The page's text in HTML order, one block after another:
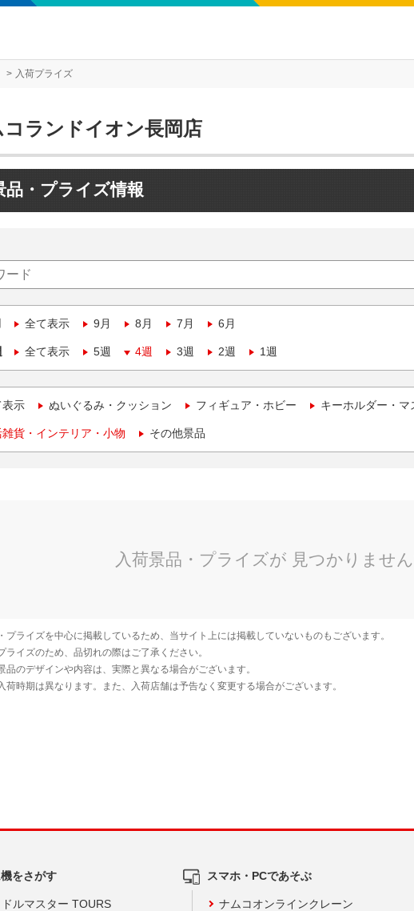
入荷プライズ
ランドイオン長岡店
品・プライズ情報
全て表示 9月 8月 7月 6月
全て表示 5週 4週 3週 2週 1週
表示 ぬいぐるみ・クッション フィギュア・ホビー キーホルダー・
貨・インテリア・小物 その他景品
をさがす
ルマスター TOURS
スマホ・PCであそぶ
ナムコオンラインクレーン